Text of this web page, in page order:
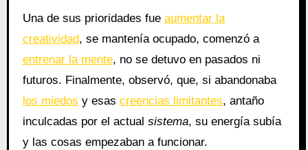
Una de sus prioridades fue aumentar la
creatividad, se mantenía ocupado, comenzó a
entrenar la mente, no se detuvo en pasados ni
futuros. Finalmente, observó, que, si abandonaba
los miedos y esas creencias limitantes, antaño
inculcadas por el actual sistema, su energía subía
y las cosas empezaban a funcionar.